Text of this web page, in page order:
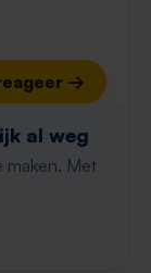
→
al weg
maken. Met